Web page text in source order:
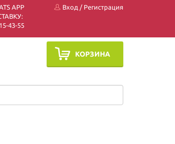
APP
43-55
Вход / Регистрация
КОРЗИНА